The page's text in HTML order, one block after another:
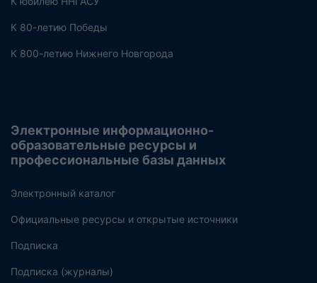
К 80-летию Победы
К 800-летию Нижнего Новгорода
Электронные информационно-
образовательные ресурсы и
профессиональные базы данных
Электронный каталог
Официальные ресурсы и открытые источники
Подписка
Подписка (журналы)